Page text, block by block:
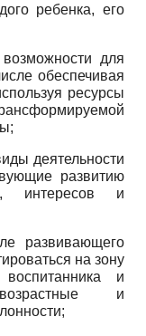
ребенка, его
для
обеспечивая
ресурсы
деятельности
развитию
интересов и
развивающего
на зону
и
и